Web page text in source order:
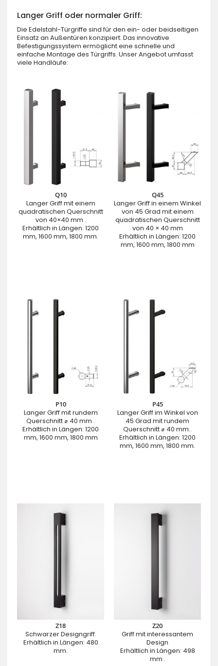
Langer Griff oder normaler Griff:
Die Edelstahl-Türgriffe sind für den ein- oder beidseitigen
Einsatz an Außentüren konzipiert. Das innovative
Befestigungssystem ermöglicht eine schnelle und
einfache Montage des Türgriffs. Unser Angebot umfasst
viele Handläufe:
Q10
Langer Griff mit einem
quadratischen Querschnitt
von 40×40 mm .
Erhältlich in Längen: 1200
mm, 1600 mm, 1800 mm.
Q45
Langer Griff in einem Winkel
von 45 Grad mit einem
quadratischen Querschnitt
von 40 × 40 mm
Erhältlich in Längen: 1200
mm, 1600 mm, 1800 mm
P10
Langer Griff mit rundem
Querschnitt ⌀ 40 mm .
Erhältlich in Längen: 1200
mm, 1600 mm, 1800 mm
P45
Langer Griff im Winkel von
45 Grad mit rundem
Querschnitt ⌀ 40 mm..
Erhältlich in Längen: 1200
mm, 1600 mm, 1800 mm.
Z18
Schwarzer Designgriff.
Erhältlich in Längen: 480
mm.
Z20
Griff mit interessantem
Design
Erhältlich in Längen: 498
mm .